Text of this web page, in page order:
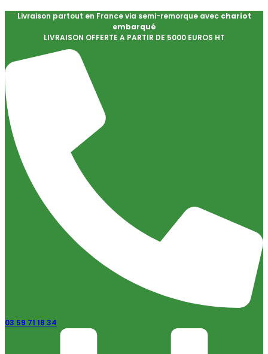
Livraison partout en France via semi-remorque avec chariot
embarqué
LIVRAISON OFFERTE A PARTIR DE 5000 EUROS HT
03 59 71 18 34